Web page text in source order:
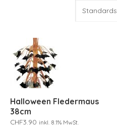
Halloween Fledermaus
38cm
CHF3.90 inkl. 8.1% MwSt.